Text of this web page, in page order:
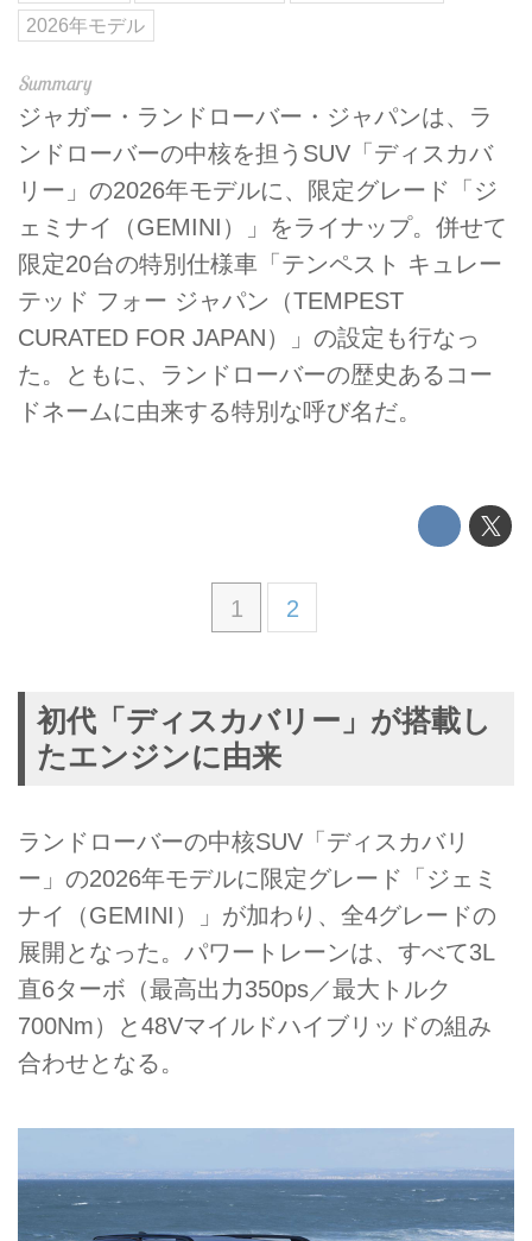
2026年モデル
ジャガー・ランドローバー・ジャパンは、ラ
ンドローバーの中核を担うSUV「ディスカバ
リー」の2026年モデルに、限定グレード「ジ
ェミナイ（GEMINI）」をライナップ。併せて
限定20台の特別仕様車「テンペスト キュレー
テッド フォー ジャパン（TEMPEST
CURATED FOR JAPAN）」の設定も行なっ
た。ともに、ランドローバーの歴史あるコー
ドネームに由来する特別な呼び名だ。
1 2
初代「ディスカバリー」が搭載し
たエンジンに由来
ランドローバーの中核SUV「ディスカバリ
ー」の2026年モデルに限定グレード「ジェミ
ナイ（GEMINI）」が加わり、全4グレードの
展開となった。パワートレーンは、すべて3L
直6ターボ（最高出力350ps／最大トルク
700Nm）と48Vマイルドハイブリッドの組み
合わせとなる。